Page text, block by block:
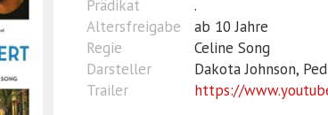
Prädikat
.
Altersfreigabe
ab 10 Jahre
Regie
Celine Song
Darsteller
Dakota Johnson,
Trailer
https://